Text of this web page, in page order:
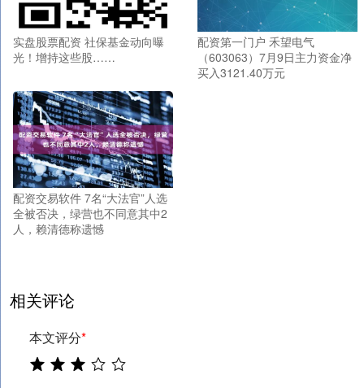
实盘股票配资 社保基金动向曝
光！增持这些股……
配资第一门户 禾望电气
（603063）7月9日主力资金净
买入3121.40万元
配资交易软件 7名“大法官”人选
全被否决，绿营也不同意其中2
人，赖清德称遗憾
相关评论
本文评分*